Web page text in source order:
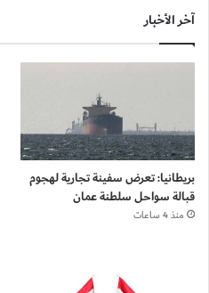
آخر الأخبار
بريطانيا: تعرض سفينة تجارية لهجوم
قبالة سواحل سلطنة عمان
منذ 4 ساعات